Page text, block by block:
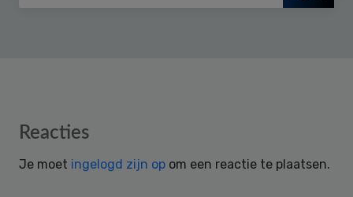
Reader
Reacties
Je moet ingelogd zijn op om een reactie te plaatsen.